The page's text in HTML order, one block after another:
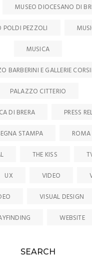
MUSEO DIOCESANO DI
POLDI PEZZOLI
MUSICA
BARBERINI E GALLERIE
PALAZZO CITTERIO
DI BRERA
PRESS
STAMPA
ROMA
THE KISS
UX VIDEO
VISUAL DESIGN
WEBSITE
SEARCH